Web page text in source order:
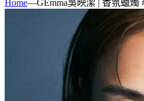
Home—GEmma吳映潔 | 香氛蠟燭